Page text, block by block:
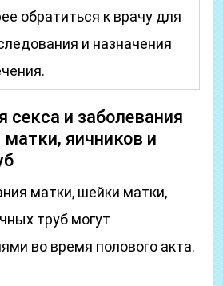
обратиться к врачу для
и назначения
секса и заболевания
яичников и
матки, шейки матки,
труб могут
во время полового акта.